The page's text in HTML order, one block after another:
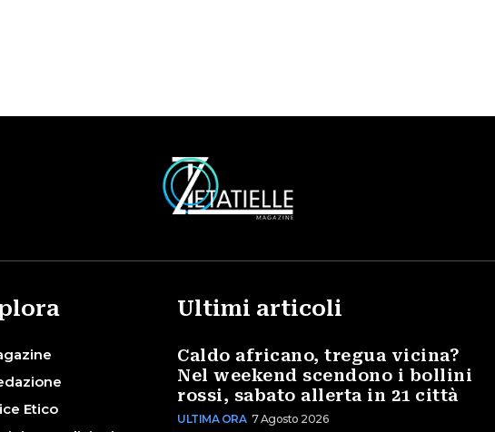
Etico
Ultimi articoli
Caldo africano, tregua vicina?
Nel weekend scendono i bollini
rossi, sabato allerta in 21 città
ULTIMA ORA 7 Agosto 2026